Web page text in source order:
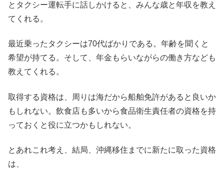
とタクシー運転手に話しかけると、みんな歳と年収を教え
てくれる。
最近乗ったタクシーは70代ばかりである。年齢を聞くと
希望が持てる。そして、年金もらいながらの働き方なども
教えてくれる。
取得する資格は、周りは海だから船舶免許があると良いか
もしれない。飲食店も多いから食品衛生責任者の資格を持
っておくと役に立つかもしれない。
とあれこれ考え、結局、沖縄移住までに新たに取った資格
は、